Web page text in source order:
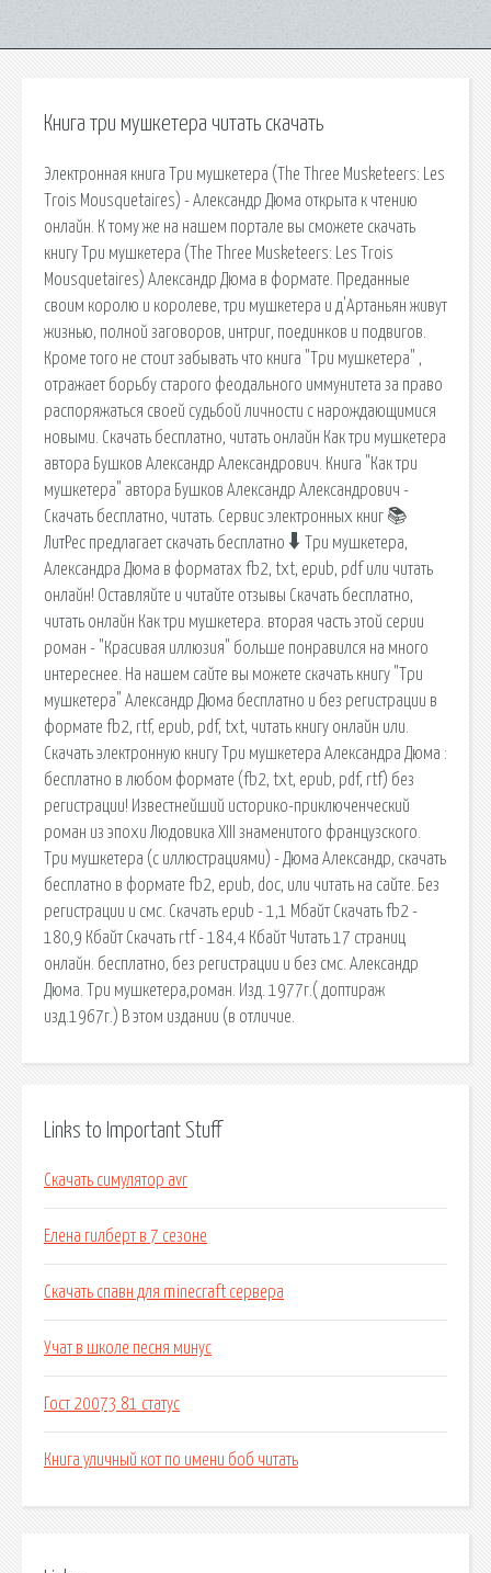
Книга три мушкетера читать скачать
Электронная книга Три мушкетера (The Three Musketeers: Les
Trois Mousquetaires) - Александр Дюма открыта к чтению
онлайн. К тому же на нашем портале вы сможете скачать
книгу Три мушкетера (The Three Musketeers: Les Trois
Mousquetaires) Александр Дюма в формате. Преданные
своим королю и королеве, три мушкетера и д'Артаньян живут
жизнью, полной заговоров, интриг, поединков и подвигов.
Кроме того не стоит забывать что книга "Три мушкетера" ,
отражает борьбу старого феодального иммунитета за право
распоряжаться своей судьбой личности с нарождающимися
новыми. Скачать бесплатно, читать онлайн Как три мушкетера
автора Бушков Александр Александрович. Книга "Как три
мушкетера" автора Бушков Александр Александрович -
Скачать бесплатно, читать. Сервис электронных книг 📚
ЛитРес предлагает скачать бесплатно 🠳 Три мушкетера,
Александра Дюма в форматах fb2, txt, epub, pdf или читать
онлайн! Оставляйте и читайте отзывы Скачать бесплатно,
читать онлайн Как три мушкетера. вторая часть этой серии
роман - "Красивая иллюзия" больше понравился на много
интереснее. На нашем сайте вы можете скачать книгу "Три
мушкетера" Александр Дюма бесплатно и без регистрации в
формате fb2, rtf, epub, pdf, txt, читать книгу онлайн или.
Скачать электронную книгу Три мушкетера Александра Дюма :
бесплатно в любом формате (fb2, txt, epub, pdf, rtf) без
регистрации! Известнейший историко-приключенческий
роман из эпохи Людовика XIII знаменитого французского.
Три мушкетера (с иллюстрациями) - Дюма Александр, скачать
бесплатно в формате fb2, epub, doc, или читать на сайте. Без
регистрации и смс. Cкачать epub - 1,1 Мбайт Cкачать fb2 -
180,9 Кбайт Cкачать rtf - 184,4 Кбайт Читать 17 страниц
онлайн. бесплатно, без регистрации и без смс. Александр
Дюма. Три мушкетера,роман. Изд. 1977г.( доптираж
изд.1967г.) В этом издании (в отличие.
Links to Important Stuff
Скачать симулятор avr
Елена гилберт в 7 сезоне
Скачать спавн для minecraft сервера
Учат в школе песня минус
Гост 20073 81 статус
Книга уличный кот по имени боб читать